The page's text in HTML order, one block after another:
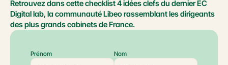
Retrouvez dans cette checklist 4 idées clefs du dernier EC
Digital lab, la communauté Libeo rassemblant les dirigeants
des plus grands cabinets de France.
Prénom Nom